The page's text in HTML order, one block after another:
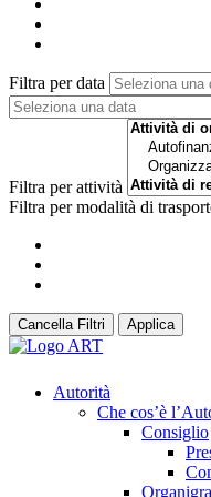
Filtra per data
Filtra per attività
Filtra per modalità di
Cancella Filtri Applica
Autorità
Che cos’è
Consiglio